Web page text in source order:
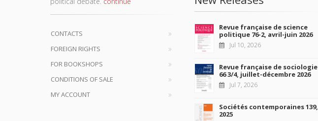
CONTACTS
FOREIGN RIGHTS
FOR BOOKSHOPS
CONDITIONS OF SALE
MY ACCOUNT
Revue française de science
politique 76-2, avril-juin 2026
Jul 10, 2026
Revue française de sociologie
66 3/4, juillet-décembre 2026
Jul 7, 2026
Sociétés contemporaines 139,
2025